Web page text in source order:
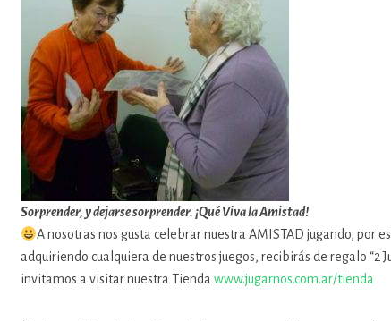
Sorprender, y dejarse sorprender. ¡Qué Viva la Amistad!
A nosotras nos gusta celebrar nuestra AMISTAD jugando, por
adquiriendo cualquiera de nuestros juegos, recibirás de regalo “2
invitamos a visitar nuestra Tienda www.jugarnos.com.ar/tienda